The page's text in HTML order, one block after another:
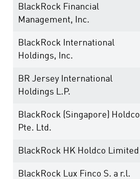
BlackRock Financial
Management, Inc.
BlackRock International
Holdings, Inc.
BR Jersey International
Holdings L.P.
BlackRock (Singapore) Holdco
Pte. Ltd.
BlackRock HK Holdco Limited
BlackRock Lux Finco S. a r.l.